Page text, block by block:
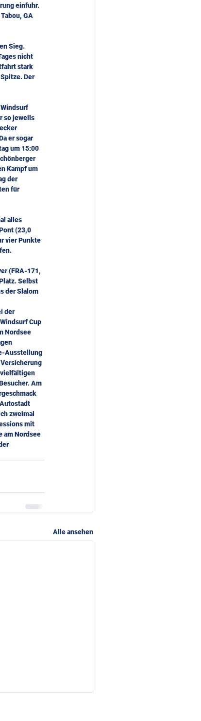
einfuhr.
GA
Sieg.
nicht
stark
Der
so jeweils
er sogar
um 15:00
Kampf um
der
für
alles
(23,0
vier Punkte
(FRA-171,
Selbst
der Slalom
der
Cup
Nordsee
Ausstellung
Am
zweimal
mit
am Nordsee
Alle ansehen